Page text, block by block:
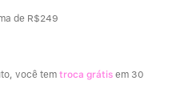
de R$249
você tem troca grátis em 30